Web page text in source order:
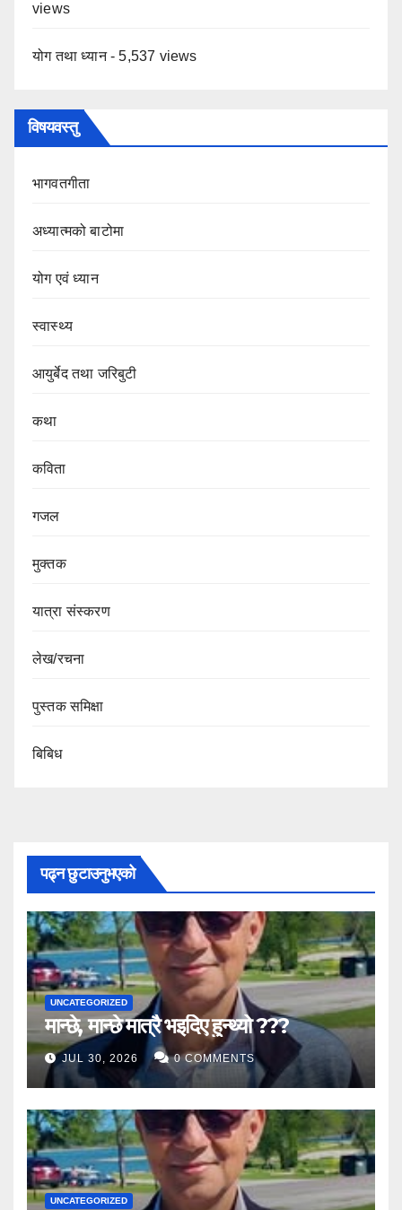
views
योग तथा ध्यान- 5,537 views
विषयवस्तु
भागवतगीता
अध्यात्मको बाटोमा
योग एवं ध्यान
स्वास्थ्य
आयुर्बेद तथा जरिबुटी
कथा
कविता
गजल
मुक्तक
यात्रा संस्करण
लेख/रचना
पुस्तक समिक्षा
बिबिध
पढ्न छुटाउनुभएको
UNCATEGORIZED
मान्छे, मान्छे मात्रै भइदिए हुन्थ्यो ???
JUL 30, 2026 0 COMMENTS
UNCATEGORIZED